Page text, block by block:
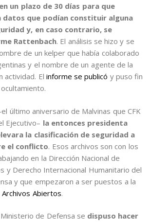
un plazo de 30 días para que
datos que podían constituir alguna
y, en caso contrario, se
Rattenbach. El análisis se hizo y se
de un kelper que había colaborado
y el nombre de un agente de la
actividad. El informe se publicó y puso fin
último aniversario de Malvinas que CFK
Ejecutivo– la entonces presidenta
la clasificación de seguridad a
el conflicto. Esos archivos son con los
en la Dirección Nacional de
y Derecho Internacional Humanitario del
y que empezaron a ser puestos a la
Archivos Abiertos.
de Defensa se dispuso hacer